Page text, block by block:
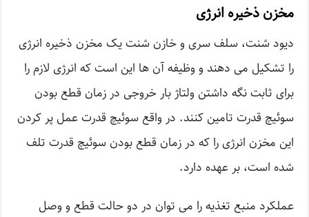
مخزن ذخیره انرژی
دیود شنت، سلف سری و خازن شنت یک مخزن ذخیره انرژی
را تشکیل می دهند و وظیفه آن ها این است که انرژی لازم را
برای ثابت نگه داشتن ولتاژ بار خروجی در زمان قطع بودن
سوئیچ قدرت تامین کنند. در واقع سوئیچ قدرت عمل پر کردن
این مخزن انرژی را که در زمان قطع بودن سوئیچ قدرت تلف
شده است، بر عهده دارد.
عملکرد منبع تغذیه را می توان در دو حالت قطع و وصل